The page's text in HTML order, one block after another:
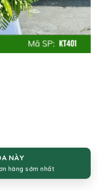
NÀY
hàng sớm nhất